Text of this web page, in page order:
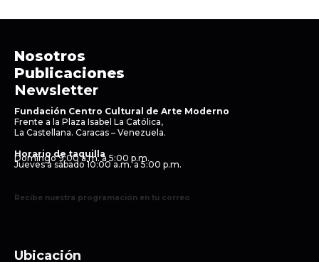
Nosotros
Publicaciones
Newsletter
Fundación Centro Cultural de Arte Moderno
Frente a la Plaza Isabel La Católica,
La Castellana. Caracas – Venezuela.
Horario de taquilla
Jueves a sábado 10:00 a.m. a 5:00 p.m.
Domingo 9:00 a.m. a 5:00 p.m.
Recibe nuestra programación en tu correo
Ubicación